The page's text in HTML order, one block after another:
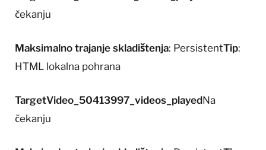
čekanju
Maksimalno trajanje skladištenja: PersistentTip:
HTML lokalna pohrana
TargetVideo_50413997_videos_playedNa
čekanju